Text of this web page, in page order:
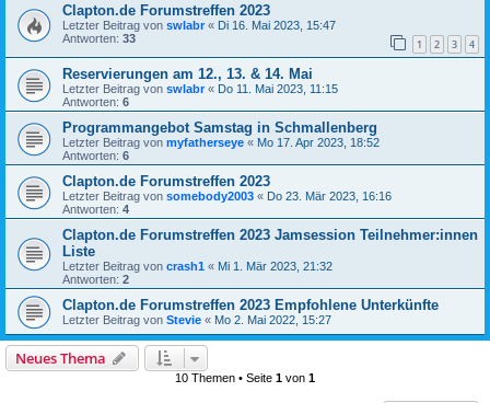
Clapton.de Forumstreffen 2023
Letzter Beitrag von swlabr « Di 16. Mai 2023, 15:47
Antworten: 33 1 2 3 4
Reservierungen am 12., 13. & 14. Mai
Letzter Beitrag von swlabr« Do 11. Mai 2023, 11:15
Antworten: 6
Programmangebot Samstag in Schmallenberg
Letzter Beitrag von myfatherseye « Mo 17. Apr 2023, 18:52
Antworten: 6
Clapton.de Forumstreffen 2023
Letzter Beitrag von somebody2003 « Do 23. Mär 2023, 16:16
Antworten: 4
Clapton.de Forumstreffen 2023 Jamsession Teilnehmer:innen
Liste
Letzter Beitrag von crash1 « Mi 1. Mär 2023, 21:32
Antworten: 2
Clapton.de Forumstreffen 2023 Empfohlene Unterkünfte
Letzter Beitrag von Stevie « Mo 2. Mai 2022, 15:27
Neues Thema
10 Themen • Seite 1 von 1